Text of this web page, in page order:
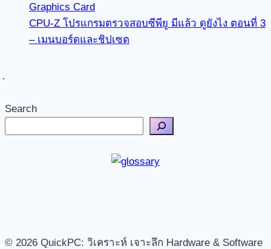
Graphics Card
CPU-Z โปรแกรมตรวจสอบซีพียู มีแล้ว ดูยังไง ตอนที่ 3
– เมนบอร์ดและชิปเซต
Search
© 2026 QuickPC: วิเคราะห์ เจาะลึก Hardware & Software